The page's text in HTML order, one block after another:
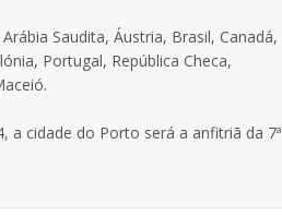
Saudita, Áustria, Brasil, Canadá,
Portugal, República Checa,
a cidade do Porto será a anfitriã da 7ª